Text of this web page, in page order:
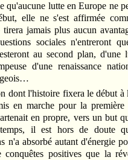
qu'aucune lutte en Europe ne
elle ne s'est affirmée
jamais plus aucun
sociales n'entreront
au second plan, d'une
d'une renaissance
dont l'histoire fixera le début à
en marche pour la
en propre, vers un but
il est hors de doute
n'a absorbé autant d'énergie
conquêtes positives que la